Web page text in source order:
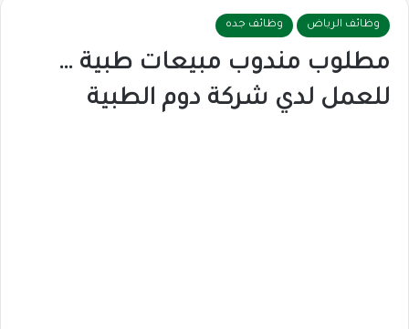
وظائف الرياض وظائف جده
مطلوب مندوب مبيعات طبية …
للعمل لدي شركة دوم الطبية